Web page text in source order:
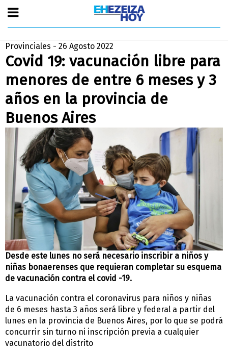
Provinciales - 26 Agosto 2022
Covid 19: vacunación libre para
menores de entre 6 meses y 3
años en la provincia de
Buenos Aires
Desde este lunes no será necesario inscribir a niños y
niñas bonaerenses que requieran completar su esquema
de vacunación contra el covid -19.
La vacunación contra el coronavirus para niños y niñas
de 6 meses hasta 3 años será libre y federal a partir del
lunes en la provincia de Buenos Aires, por lo que se podrá
concurrir sin turno ni inscripción previa a cualquier
vacunatorio del distrito